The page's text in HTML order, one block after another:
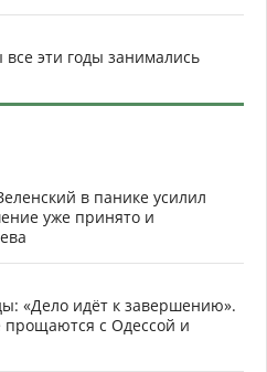
эти годы занимались
в панике усилил
уже принято и
«Дело идёт к завершению».
с Одессой и